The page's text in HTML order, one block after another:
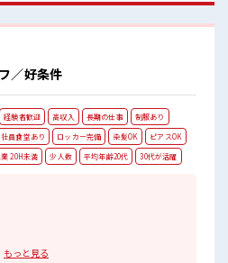
休憩室完備でランチや休憩も充実しそう♪
指せますよ！ #ryo
／好条件
経験者歓迎 高収入 長期の仕事
制服あり
社員食堂あり ロッカー完備 染髪OK
ピアスOK
20H未満 少人数 平均年齢20代 30代が活躍
～スタート！
もっと見る